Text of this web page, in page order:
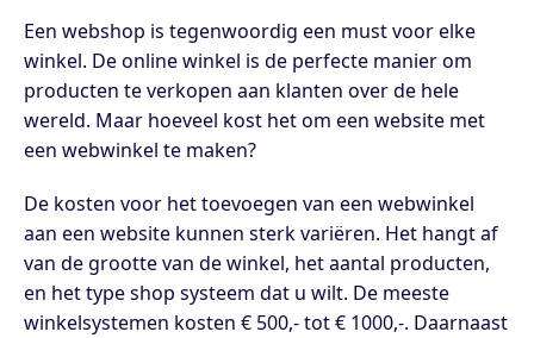
Een webshop is tegenwoordig een must voor elke
winkel. De online winkel is de perfecte manier om
producten te verkopen aan klanten over de hele
wereld. Maar hoeveel kost het om een website met
een webwinkel te maken?
De kosten voor het toevoegen van een webwinkel
aan een website kunnen sterk variëren. Het hangt af
van de grootte van de winkel, het aantal producten,
en het type shop systeem dat u wilt. De meeste
winkelsystemen kosten € 500,- tot € 1000,-. Daarnaast